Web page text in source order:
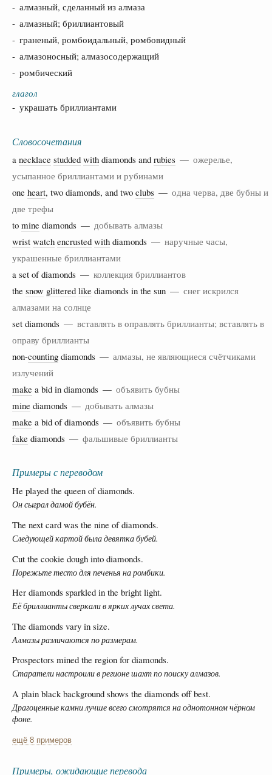
- алмазный, сделанный из алмаза
- алмазный; бриллиантовый
- граненый, ромбоидальный, ромбовидный
- алмазоносный; алмазосодержащий
- ромбический
глагол
- украшать бриллиантами
Словосочетания
a necklace studded with diamonds and rubies — ожерелье,
усыпанное бриллиантами и рубинами
one heart, two diamonds, and two clubs — одна черва, две бубны и
две трефы
to mine diamonds — добывать алмазы
wrist watch encrusted with diamonds — наручные часы,
украшенные бриллиантами
a set of diamonds — коллекция бриллиантов
the snow glittered like diamonds in the sun — снег искрился
алмазами на солнце
set diamonds — вставлять в оправлять бриллианты; вставлять в
оправу бриллианты
non-counting diamonds — алмазы, не являющиеся счётчиками
излучений
make a bid in diamonds — объявить бубны
mine diamonds — добывать алмазы
make a bid of diamonds — объявить бубны
fake diamonds — фальшивые бриллианты
Примеры с переводом
He played the queen of diamonds.
Он сыграл дамой бубён.
The next card was the nine of diamonds.
Следующей картой была девятка бубей.
Cut the cookie dough into diamonds.
Порежьте тесто для печенья на ромбики.
Her diamonds sparkled in the bright light.
Её бриллианты сверкали в ярких лучах света.
The diamonds vary in size.
Алмазы различаются по размерам.
Prospectors mined the region for diamonds.
Старатели настроили в регионе шахт по поиску алмазов.
A plain black background shows the diamonds off best.
Драгоценные камни лучше всего смотрятся на однотонном чёрном
фоне.
ещё 8 примеров
Примеры, ожидающие перевода